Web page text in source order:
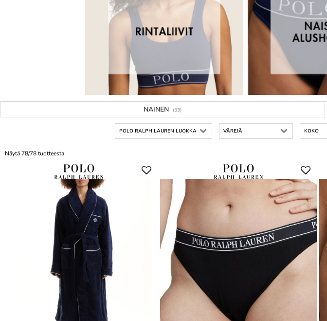
NAINEN (53)
POLO RALPH LAUREN LUOKKA VÄREJÄ KOKO
Näytä 78/78 tuotteesta